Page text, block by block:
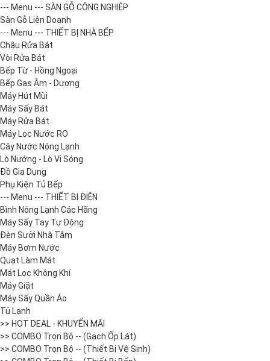
--- Menu --- SÀN GỖ CÔNG NGHIỆP
Sàn Gỗ Liên Doanh
--- Menu --- THIẾT BỊ NHÀ BẾP
Chậu Rửa Bát
Vòi Rửa Bát
Bếp Từ - Hồng Ngoại
Bếp Gas Âm - Dương
Máy Hút Mùi
Máy Sấy Bát
Máy Rửa Bát
Máy Lọc Nước RO
Cây Nước Nóng Lạnh
Lò Nướng - Lò Vi Sóng
Đồ Gia Dụng
Phụ Kiện Tủ Bếp
--- Menu --- THIẾT BỊ ĐIỆN
Bình Nóng Lạnh Các Hãng
Máy Sấy Tay Tự Động
Đèn Sưởi Nhà Tắm
Máy Bơm Nước
Quạt Làm Mát
Mát Lọc Không Khí
Máy Giặt
Máy Sấy Quần Áo
Tủ Lạnh
>> HOT DEAL - KHUYẾN MÃI
>> COMBO Trọn Bộ -- (Gạch Ốp Lát)
>> COMBO Trọn Bộ -- (Thiết Bị Vệ Sinh)